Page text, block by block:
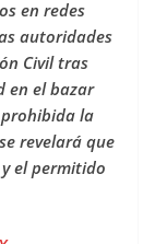
en redes
autoridades
Civil tras
en el bazar
la
revelará que
el permitido